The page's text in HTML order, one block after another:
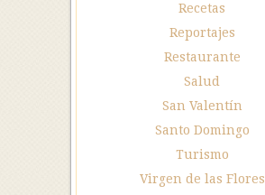
Recetas
Reportajes
Restaurante
Salud
San Valentín
Santo Domingo
Turismo
Virgen de las Flores